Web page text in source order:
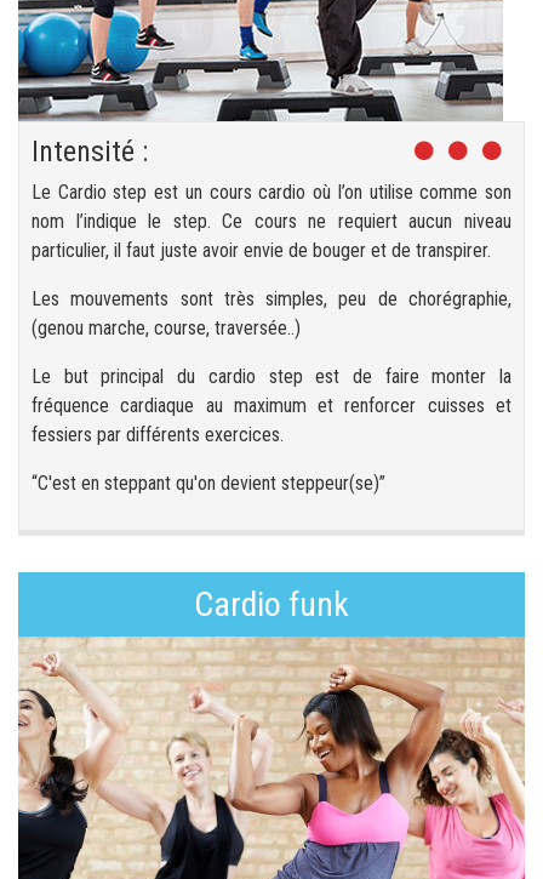
Intensité :
Le Cardio step est un cours cardio où l’on utilise comme son
nom l’indique le step. Ce cours ne requiert aucun niveau
particulier, il faut juste avoir envie de bouger et de transpirer.
Les mouvements sont très simples, peu de chorégraphie,
(genou marche, course, traversée..)
Le but principal du cardio step est de faire monter la
fréquence cardiaque au maximum et renforcer cuisses et
fessiers par différents exercices.
“C'est en steppant qu'on devient steppeur(se)”
Cardio funk